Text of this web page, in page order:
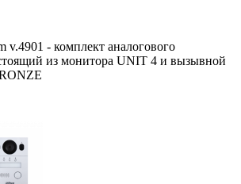
- комплект аналогового
из монитора UNIT 4 и вызывной